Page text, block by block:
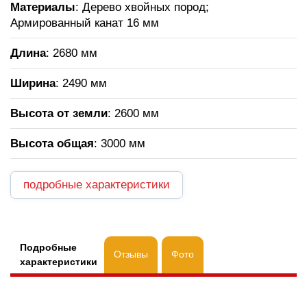
Материалы: Дерево хвойных пород;
Армированный канат 16 мм
Длина: 2680 мм
Ширина: 2490 мм
Высота от земли: 2600 мм
Высота общая: 3000 мм
подробные характеристики
Подробные
характеристики
Отзывы Фото